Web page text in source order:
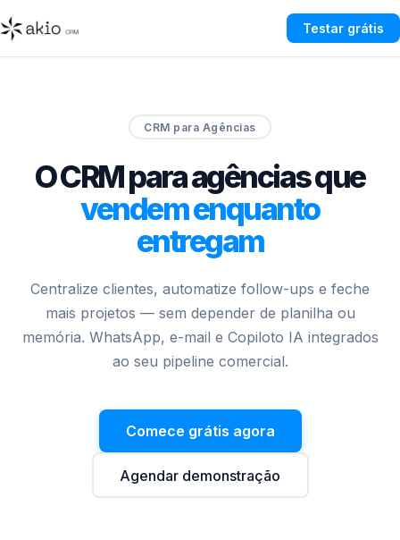
Testar grátis
CRM para Agências
O CRM para agências que
vendem enquanto
entregam
Centralize clientes, automatize follow-ups e feche
mais projetos — sem depender de planilha ou
memória. WhatsApp, e-mail e Copiloto IA integrados
ao seu pipeline comercial.
Comece grátis agora
Agendar demonstração